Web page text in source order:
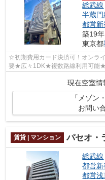
総武線
半蔵門
都営新
築19年
東京都
☆初期費用カード決済可！オン
要★広々1DK★複数路線利用可能
現在空室情
「メゾン
お問い
賃貸 | マンション パセオ・
総武線
都営新
都営浅